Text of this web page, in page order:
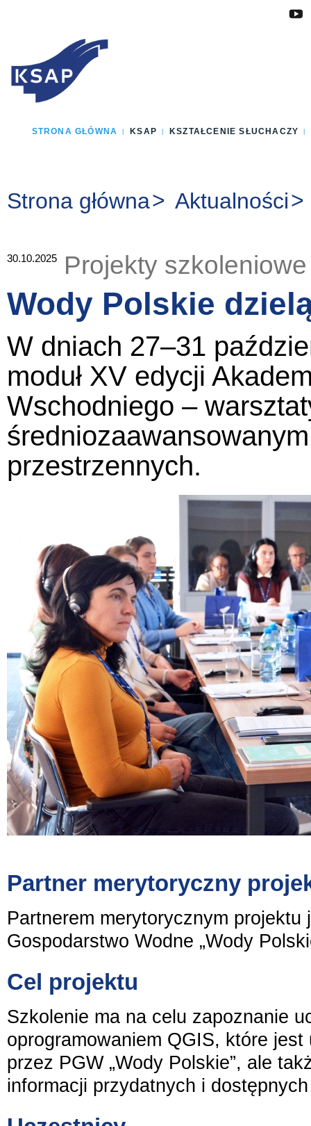
STRONA GŁÓWNA KSAP KSZTAŁCENIE SŁUCHACZY
Jesteś tutaj:
Strona główna Aktualności
30.10.2025 Projekty szkoleniowe
Wody Polskie
W dniach 27–31
moduł XV edycji
Wschodniego –
przestrzennych.
Partner merytoryczny
Partnerem merytorycznym projektu
Gospodarstwo Wodne „Wody
Cel projektu
Szkolenie ma na celu zapoznanie
oprogramowaniem QGIS, które
przez PGW „Wody Polskie”, ale
informacji przydatnych i